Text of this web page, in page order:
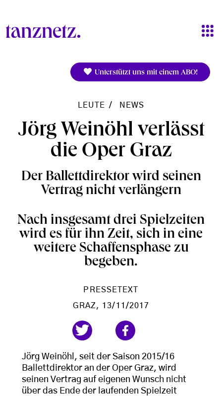
Unterstützt uns mit einem ABO!
LEUTE NEWS
Jörg Weinöhl verlässt
die Oper Graz
Der Ballettdirektor wird seinen
Vertrag nicht verlängern
Nach insgesamt drei Spielzeiten
wird es für ihn Zeit, sich in eine
weitere Schaffensphase zu
begeben.
PRESSETEXT
GRAZ , 13/11/2017
Jörg Weinöhl, seit der Saison 2015/16
Ballettdirektor an der Oper Graz, wird
seinen Vertrag auf eigenen Wunsch nicht
über das Ende der laufenden Spielzeit